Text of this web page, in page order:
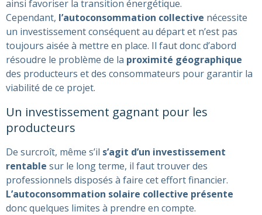
ainsi favoriser la transition énergétique.
Cependant, l’autoconsommation collective nécessite
un investissement conséquent au départ et n’est pas
toujours aisée à mettre en place. Il faut donc d’abord
résoudre le problème de la proximité géographique
des producteurs et des consommateurs pour garantir la
viabilité de ce projet.
Un investissement gagnant pour les
producteurs
De surcroît, même s’il s’agit d’un investissement
rentable sur le long terme, il faut trouver des
professionnels disposés à faire cet effort financier.
L’autoconsommation solaire collective présente
donc quelques limites à prendre en compte.